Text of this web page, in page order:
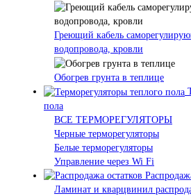
Греющий кабель
водопровода, кровли
Обогрев грунта в теплице
пола
ВСЕ ТЕРМОРЕГУЛЯТОРЫ
Черные терморегуляторы
Белые терморегуляторы
Управление через Wi Fi
Ламинат и кварцвинил